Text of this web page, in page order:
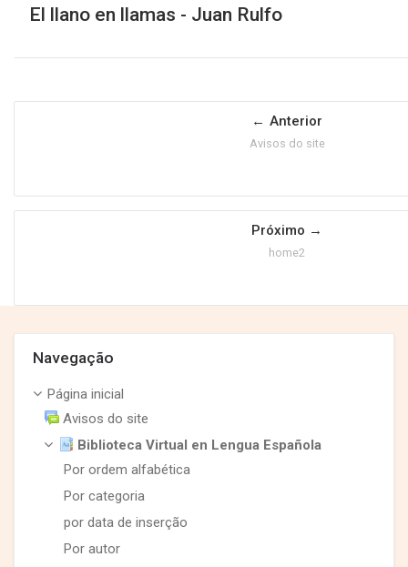
El llano en llamas - Juan Rulfo
Anterior
Avisos do site
Próximo
home2
Navegação
Página inicial
Avisos do site
Biblioteca Virtual en Lengua Española
Por ordem alfabética
Por categoria
por data de inserção
Por autor